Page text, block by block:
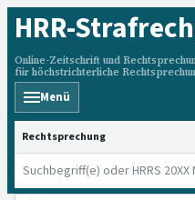
HRR-
Online-Zeitschrift und
für höchstrichterliche
Menü
HRRS durchsuchen